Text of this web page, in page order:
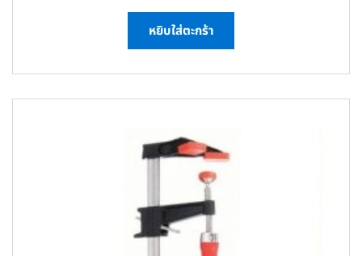
หยิบใส่ตะกร้า